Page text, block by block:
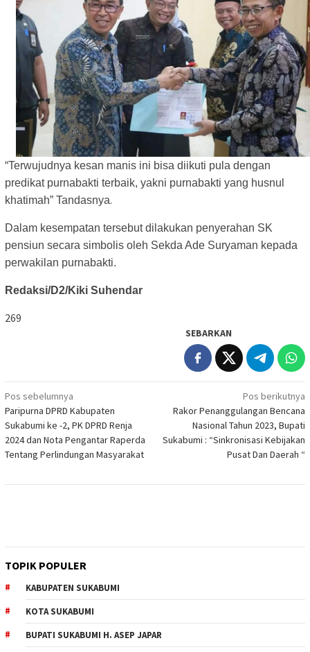
“Terwujudnya kesan manis ini bisa diikuti pula dengan
predikat purnabakti terbaik, yakni purnabakti yang husnul
khatimah” Tandasnya.
Dalam kesempatan tersebut dilakukan penyerahan SK
pensiun secara simbolis oleh Sekda Ade Suryaman kepada
perwakilan purnabakti.
Redaksi/D2/Kiki Suhendar
269
SEBARKAN
Navigasi
pos
Pos sebelumnya
Paripurna DPRD Kabupaten
Sukabumi ke -2, PK DPRD Renja
2024 dan Nota Pengantar Raperda
Tentang Perlindungan Masyarakat
Pos berikutnya
Rakor Penanggulangan Bencana
Nasional Tahun 2023, Bupati
Sukabumi : “Sinkronisasi Kebijakan
Pusat Dan Daerah “
TOPIK POPULER
KABUPATEN SUKABUMI
KOTA SUKABUMI
BUPATI SUKABUMI H. ASEP JAPAR